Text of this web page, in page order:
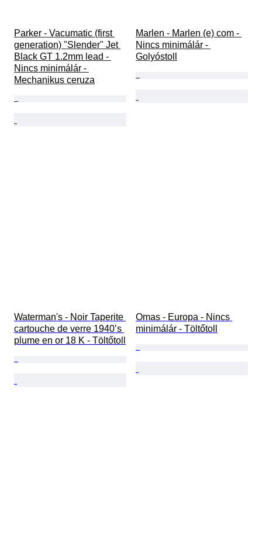
Parker - Vacumatic (first
generation) "Slender" Jet
Black GT 1.2mm lead -
Nincs minimálár -
Mechanikus ceruza
Marlen - Marlen (e) com -
Nincs minimálár -
Golyóstoll
Waterman's - Noir Taperite
cartouche de verre 1940’s
plume en or 18 K - Töltőtoll
Omas - Europa - Nincs
minimálár - Töltőtoll